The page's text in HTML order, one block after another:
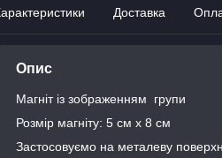
Доставка
Опис
Магніт із зображенням групи
Розмір магніту: 5 см х 8 см
Застосовуємо на металеву